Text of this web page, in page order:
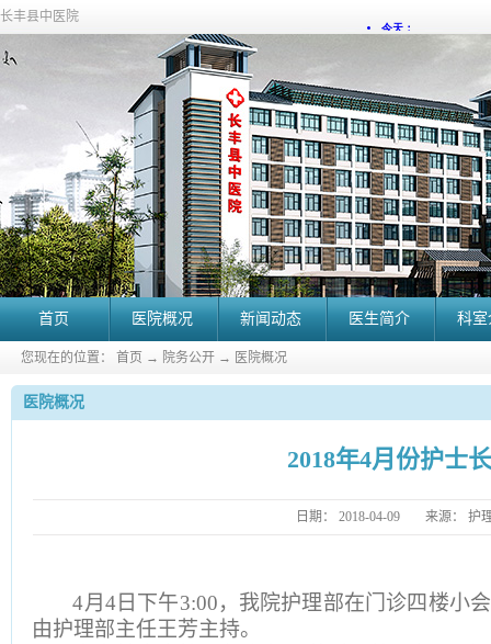
长丰县中医院
首页 医院概况 新闻动态 医生简介 科
您现在的位置： 首页 → 院务公开 → 医院概况
医院概况
2018年4月份护士
日期： 2018-04-09 来源： 护
4月 4日下午3:00，我院护理部在门诊四楼小
由护理部主任王芳主持。